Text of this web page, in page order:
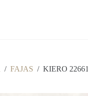
/ FAJAS / KIERO 22661